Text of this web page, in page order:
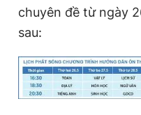
chuyên đề từ ngày
sau: